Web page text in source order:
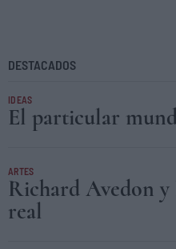
DESTACADOS
IDEAS
El particular
ARTES
Richard Avedon y
real